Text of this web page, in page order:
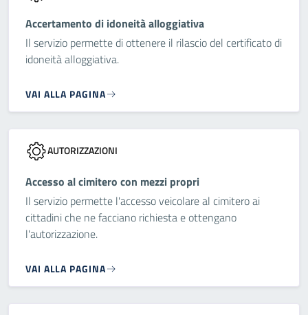
Accertamento di idoneità alloggiativa
Il servizio permette di ottenere il rilascio del certificato di
idoneità alloggiativa.
VAI ALLA PAGINA
AUTORIZZAZIONI
Accesso al cimitero con mezzi propri
Il servizio permette l'accesso veicolare al cimitero ai
cittadini che ne facciano richiesta e ottengano
l'autorizzazione.
VAI ALLA PAGINA